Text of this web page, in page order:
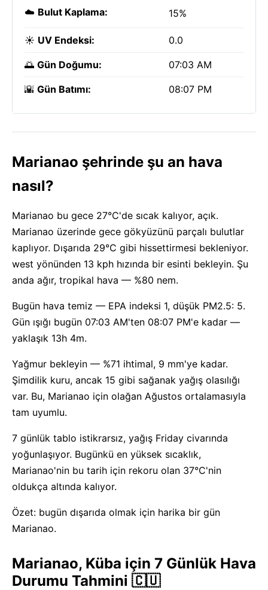
☁️ Bulut Kaplama: 15%
☀️ UV Endeksi: 0.0
🌅 Gün Doğumu: 07:03 AM
🌇 Gün Batımı: 08:07 PM
Marianao şehrinde şu an hava
nasıl?
Marianao bu gece 27°C'de sıcak kalıyor, açık.
Marianao üzerinde gece gökyüzünü parçalı bulutlar
kaplıyor. Dışarıda 29°C gibi hissettirmesi bekleniyor.
west yönünden 13 kph hızında bir esinti bekleyin. Şu
anda ağır, tropikal hava — %80 nem.
Bugün hava temiz — EPA indeksi 1, düşük PM2.5: 5.
Gün ışığı bugün 07:03 AM'ten 08:07 PM'e kadar —
yaklaşık 13h 4m.
Yağmur bekleyin — %71 ihtimal, 9 mm'ye kadar.
Şimdilik kuru, ancak 15 gibi sağanak yağış olasılığı
var. Bu, Marianao için olağan Ağustos ortalamasıyla
tam uyumlu.
7 günlük tablo istikrarsız, yağış Friday civarında
yoğunlaşıyor. Bugünkü en yüksek sıcaklık,
Marianao'nin bu tarih için rekoru olan 37°C'nin
oldukça altında kalıyor.
Özet: bugün dışarıda olmak için harika bir gün
Marianao.
Marianao, Küba için 7 Günlük Hava
Durumu Tahmini 🇨🇺